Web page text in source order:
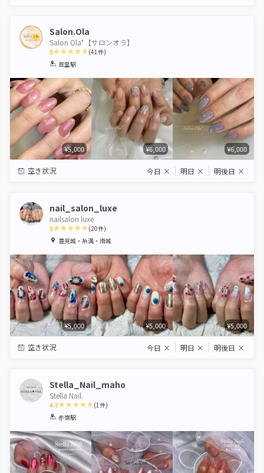
Salon.Ola
Salon Ola*【サロンオラ】
5
1 2 3 4
(41件)
首里駅
¥5,000 ¥6,000 ¥6,000
空き状況 今日 × 明日 × 明後日 ×
nail_salon_luxe
nailsalon luxe
5
1 2 3 4 5
(20件)
豊見城・糸満・南城
¥5,000 ¥5,000 ¥5,000
空き状況 今日 × 明日 × 明後日 ×
Stella_Nail_maho
Stella Nail.
4.7
1 2 3
(1件)
赤嶺駅